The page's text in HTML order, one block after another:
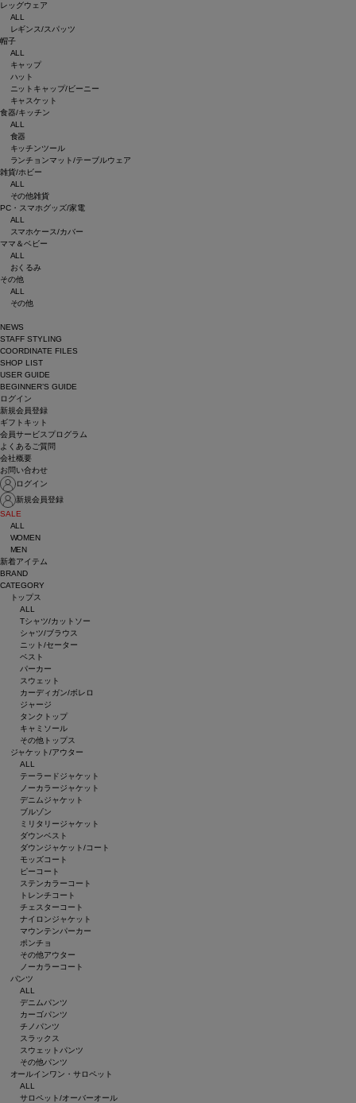
レッグウェア
ALL
レギンス/スパッツ
帽子
ALL
キャップ
ハット
ニットキャップ/ビーニー
キャスケット
食器/キッチン
ALL
食器
キッチンツール
ランチョンマット/テーブルウェア
雑貨/ホビー
ALL
その他雑貨
PC・スマホグッズ/家電
ALL
スマホケース/カバー
ママ＆ベビー
ALL
おくるみ
その他
ALL
その他
NEWS
STAFF STYLING
COORDINATE FILES
SHOP LIST
USER GUIDE
BEGINNER’S GUIDE
ログイン
新規会員登録
ギフトキット
会員サービスプログラム
よくあるご質問
会社概要
お問い合わせ
ログイン
新規会員登録
SALE
ALL
WOMEN
MEN
新着アイテム
BRAND
CATEGORY
トップス
ALL
Tシャツ/カットソー
シャツ/ブラウス
ニット/セーター
ベスト
パーカー
スウェット
カーディガン/ボレロ
ジャージ
タンクトップ
キャミソール
その他トップス
ジャケット/アウター
ALL
テーラードジャケット
ノーカラージャケット
デニムジャケット
ブルゾン
ミリタリージャケット
ダウンベスト
ダウンジャケット/コート
モッズコート
ピーコート
ステンカラーコート
トレンチコート
チェスターコート
ナイロンジャケット
マウンテンパーカー
ポンチョ
その他アウター
ノーカラーコート
パンツ
ALL
デニムパンツ
カーゴパンツ
チノパンツ
スラックス
スウェットパンツ
その他パンツ
オールインワン・サロペット
ALL
サロペット/オーバーオール